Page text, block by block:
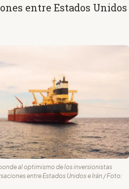
entre Estados Unidos
al optimismo de los inversionistas
entre Estados Unidos e Irán / Foto: